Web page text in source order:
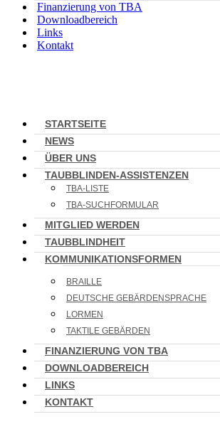
Finanzierung von TBA
Downloadbereich
Links
Kontakt
STARTSEITE
NEWS
ÜBER UNS
TAUBBLINDEN-ASSISTENZEN
TBA-LISTE
TBA-SUCHFORMULAR
MITGLIED WERDEN
TAUBBLINDHEIT
KOMMUNIKATIONSFORMEN
BRAILLE
DEUTSCHE GEBÄRDENSPRACHE
LORMEN
TAKTILE GEBÄRDEN
FINANZIERUNG VON TBA
DOWNLOADBEREICH
LINKS
KONTAKT